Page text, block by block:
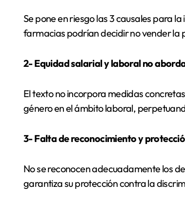
Se pone en riesgo las 3 causales para
farmacias podrían decidir no vender la
2- Equidad salarial y laboral no
El texto no incorpora medidas
género en el ámbito laboral,
3- Falta de reconocimiento y
No se reconocen adecuadamente los
garantiza su protección contra la